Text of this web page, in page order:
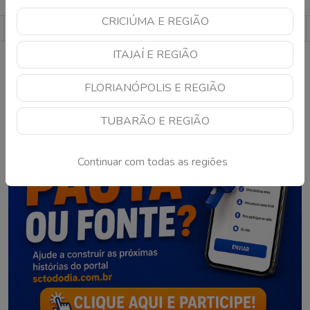
CRICIÚMA E REGIÃO
ITAJAÍ E REGIÃO
FLORIANÓPOLIS E REGIÃO
TUBARÃO E REGIÃO
Continuar com todas as regiões
1 753 754 755 795